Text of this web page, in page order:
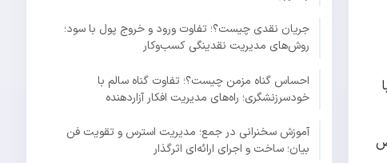
جریان نقدی چیست؟؛ تفاوت ورود و خروج پول با سود؛
روش‌های مدیریت نقدینگی کسب‌وکار
احساس گناه مزمن چیست؟؛ تفاوت گناه سالم با
خودسرزنشگری؛ راه‌های مدیریت افکار آزاردهنده
آموزش سخنرانی در جمع؛ مدیریت استرس و تقویت فن
بیان؛ ساخت و اجرای ارائه‌ای اثرگذار